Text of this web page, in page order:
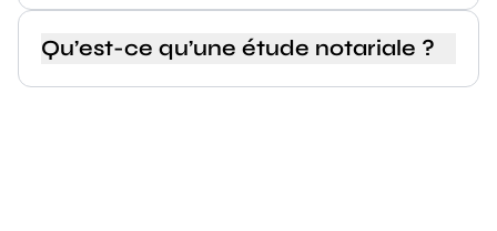
Qu’est-ce qu’une étude notariale ?